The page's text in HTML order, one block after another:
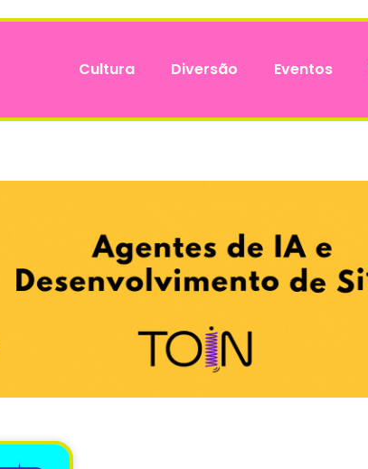
Cultura Diversão Eventos